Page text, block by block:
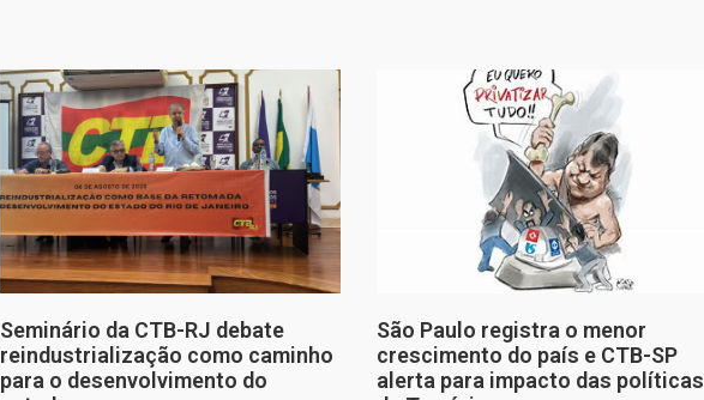
Seminário da CTB-RJ debate
reindustrialização como caminho
para o desenvolvimento do
São Paulo registra o menor
crescimento do país e CTB-SP
alerta para impacto das políticas